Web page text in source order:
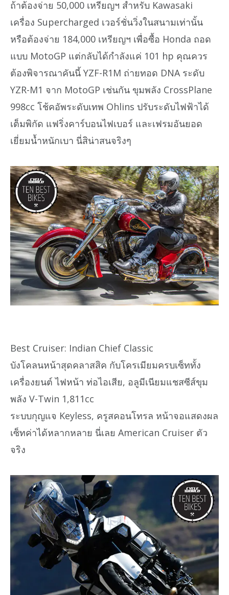
ถ้าต้องจ่าย 50,000 เหรียญฯ สำหรับ Kawasaki
เครื่อง Supercharged เวอร์ชั่นวิ่งในสนามเท่านั้น
หรือต้องจ่าย 184,000 เหรียญฯ เพื่อซื้อ Honda ถอด
แบบ MotoGP แต่กลับได้กำลังแค่ 101 hp คุณควร
ต้องพิจารณาคันนี้ YZF-R1M ถ่ายทอด DNA ระดับ
YZR-M1 จาก MotoGP เช่นกัน ขุมพลัง CrossPlane
998cc โช้คอัพระดับเทพ Ohlins ปรับระดับไฟฟ้าได้
เต็มพิกัด แฟริ่งคาร์บอนไฟเบอร์ และเฟรมอันยอด
เยี่ยมน้ำหนักเบา นี่สิน่าสนจริงๆ
Best Cruiser: Indian Chief Classic
บังโคลนหน้าสุดคลาสสิค กับโครเมียมครบเซ็ททั้ง
เครื่องยนต์ ไฟหน้า ท่อไอเสีย, อลูมีเนียมแชสซีส์ขุม
พลัง V-Twin 1,811cc
ระบบกุญแจ Keyless, ครูสคอนโทรล หน้าจอแสดงผล
เซ็ทค่าได้หลากหลาย นี่เลย American Cruiser ตัว
จริง